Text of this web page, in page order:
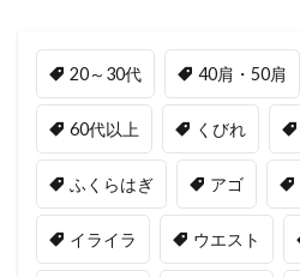
20～30代 40肩・50肩
60代以上 くびれ
ふくらはぎ アゴ
イライラ ウエスト